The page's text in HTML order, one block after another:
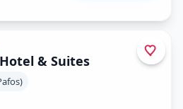
& Suites